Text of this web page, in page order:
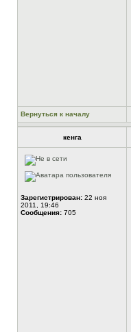
Вернуться к началу
кенга
Зарегистрирован: 22 ноя
2011, 19:46
Сообщения: 705